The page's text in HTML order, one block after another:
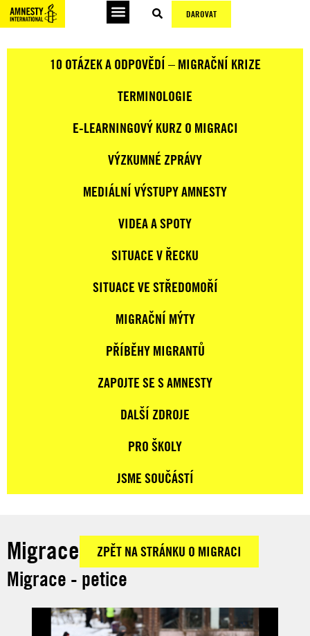
DAROVAT
10 OTÁZEK A ODPOVĚDÍ – MIGRAČNÍ KRIZE
TERMINOLOGIE
E-LEARNINGOVÝ KURZ O MIGRACI
VÝZKUMNÉ ZPRÁVY
MEDIÁLNÍ VÝSTUPY AMNESTY
VIDEA A SPOTY
SITUACE V ŘECKU
SITUACE VE STŘEDOMOŘÍ
MIGRAČNÍ MÝTY
PŘÍBĚHY MIGRANTŮ
ZAPOJTE SE S AMNESTY
DALŠÍ ZDROJE
PRO ŠKOLY
JSME SOUČÁSTÍ
Migrace ZPĚT NA STRÁNKU O MIGRACI
Migrace - petice